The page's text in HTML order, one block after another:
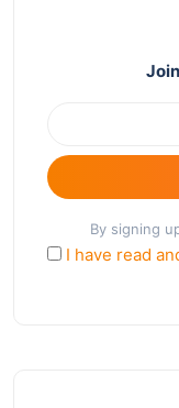
By signing
I have read